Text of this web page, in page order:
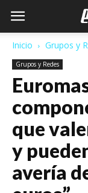
Inicio Grupos y
Grupos y Redes
que
y
avería